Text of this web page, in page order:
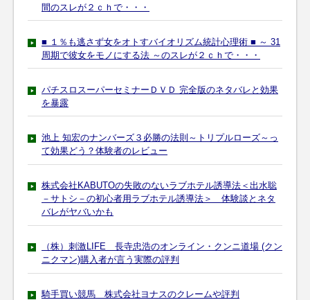
間のスレが２ｃｈで・・・
■ １％も逃さず女をオトすバイオリズム統計心理術 ■ ～ 31
周期で彼女をモノにする法 ～のスレが２ｃｈで・・・
パチスロスーパーセミナーＤＶＤ 完全版のネタバレと効果
を暴露
池上 知宏のナンバーズ３必勝の法則～トリプルローズ～っ
て効果どう？体験者のレビュー
株式会社KABUTOの失敗のないラブホテル誘導法＜出水聡
－サトシ－の初心者用ラブホテル誘導法＞ 体験談とネタ
バレがヤバいかも
（株）刺激LIFE 長寺忠浩のオンライン・クンニ道場 (クン
ニクマン)購入者が言う実際の評判
騎手買い競馬 株式会社ヨナスのクレームや評判